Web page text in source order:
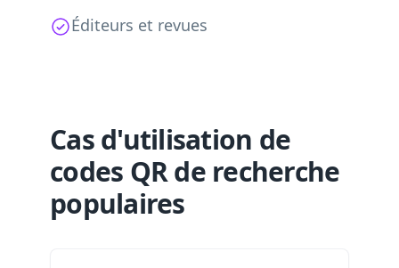
Éditeurs et revues
Cas d'utilisation de
codes QR de recherche
populaires